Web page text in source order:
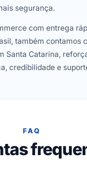
segurança.
com entrega
também contamos
Santa Catarina,
credibilidade e
FAQ